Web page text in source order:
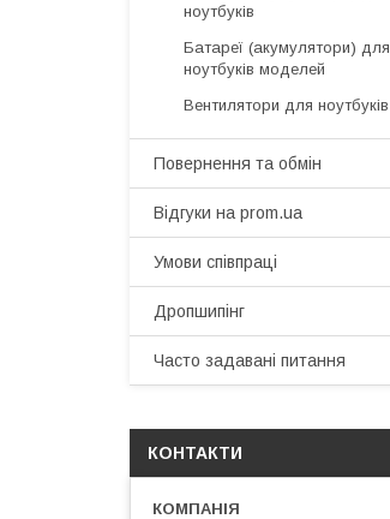
ноутбуків
Батареї (акумулятори) для
ноутбуків моделей
Вентилятори для ноутбуків
Повернення та обмін
Відгуки на prom.ua
Умови співпраці
Дропшипінг
Часто задавані питання
КОНТАКТИ